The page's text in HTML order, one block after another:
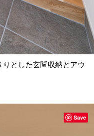
とした玄関収納とアウ
Save